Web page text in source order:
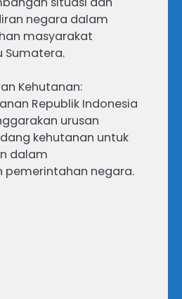
negara dalam
masyarakat
Sumatera.
Kehutanan:
Republik Indonesia
urusan
kehutanan untuk
dalam
pemerintahan negara.